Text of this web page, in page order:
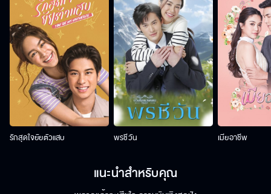
รักสุดใจยัยตัวแสบ พรชีวัน เมียอาชีพ
แนะนำสำหรับคุณ